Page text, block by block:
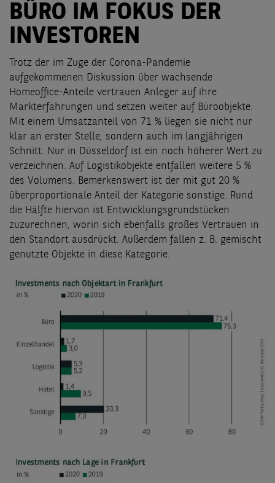
BÜRO IM FOKUS DER
INVESTOREN
Trotz der im Zuge der Corona-Pandemie
aufgekommenen Diskussion über wachsende
Homeoffice-Anteile vertrauen Anleger auf ihre
Markterfahrungen und setzen weiter auf Büroobjekte.
Mit einem Umsatzanteil von 71 % liegen sie nicht nur
klar an erster Stelle, sondern auch im langjährigen
Schnitt. Nur in Düsseldorf ist ein noch höherer Wert zu
verzeichnen. Auf Logistikobjekte entfallen weitere 5 %
des Volumens. Bemerkenswert ist der mit gut 20 %
überproportionale Anteil der Kategorie sonstige. Rund
die Hälfte hiervon ist Entwicklungsgrundstücken
zuzurechnen, worin sich ebenfalls großes Vertrauen in
den Standort ausdrückt. Außerdem fallen z. B. gemischt
genutzte Objekte in diese Kategorie.